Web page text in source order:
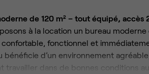
de 120 m² – tout équipé, accès
à la location un bureau moderne
fonctionnel et
bénéficie d’un environnement
travailler dans de bonnes conditions